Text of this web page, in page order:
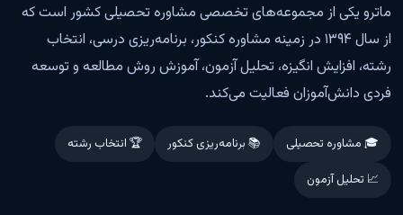
ماترو یکی از مجموعه‌های تخصصی مشاوره تحصیلی کشور است که
از سال ۱۳۹۴ در زمینه مشاوره کنکور، برنامه‌ریزی درسی، انتخاب
رشته، افزایش انگیزه، تحلیل آزمون، آموزش روش مطالعه و توسعه
فردی دانش‌آموزان فعالیت می‌کند.
🎓 مشاوره تحصیلی 📚 برنامه‌ریزی کنکور
🏆 انتخاب رشته
📈 تحلیل آزمون